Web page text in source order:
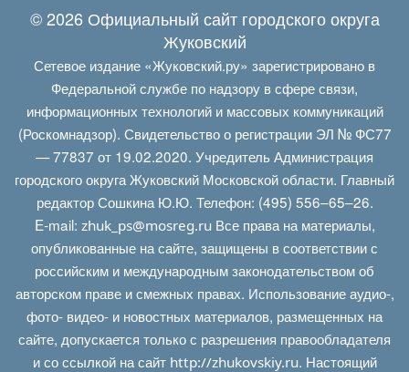
© 2026 Официальный сайт городского округа
Жуковский
Сетевое издание «Жуковский.ру» зарегистрировано в
Федеральной службе по надзору в сфере связи,
информационных технологий и массовых коммуникаций
(Роскомнадзор). Свидетельство о регистрации ЭЛ № ФС77
— 77837 от 19.02.2020. Учредитель Администрация
городского округа Жуковский Московской области. Главный
редактор Сошкина Ю.Ю. Телефон: (495) 556–65–26.
E‑mail: zhuk_ps@mosreg.ruВсе права на материалы,
опубликованные на сайте, защищены в соответствии с
российским и международным законодательством об
авторском праве и смежных правах. Использование аудио-,
фото- видео- и новостных материалов, размещенных на
сайте, допускается только с разрешения правообладателя
и со ссылкой на сайт http://zhukovskiy.ru. Настоящий